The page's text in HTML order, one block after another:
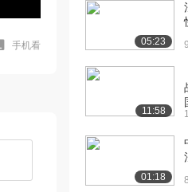
手机看
[7] 法语动词大揭秘
[8] 法语动词大揭秘
[9] 法语动词大揭秘
1603播放
05:23
11:58
01:18